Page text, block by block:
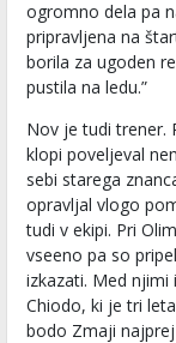
ogromno dela pa
pripravljena na
borila za ugoden
pustila na ledu.”
Nov je tudi trener.
klopi poveljeval
sebi starega
opravljal vlogo
tudi v ekipi. Pri
vseeno pa so
izkazati. Med njimi
Chiodo, ki je tri
bodo Zmaji najprej